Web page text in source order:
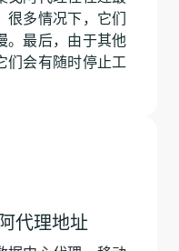
很多情况下，它们
。最后，由于其他
们会有随时停止工
代理地址